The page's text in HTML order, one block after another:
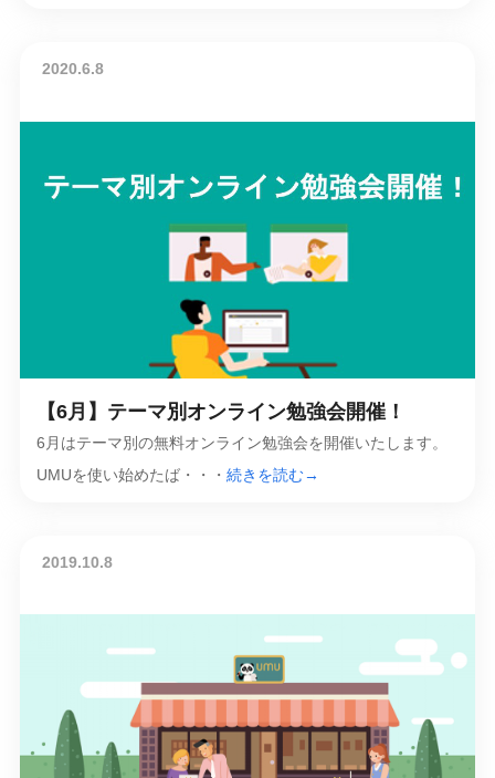
2020.6.8
【6月】テーマ別オンライン勉強会開催！
6月はテーマ別の無料オンライン勉強会を開催いたします。
UMUを使い始めたば・・・ 続きを読む→
2019.10.8